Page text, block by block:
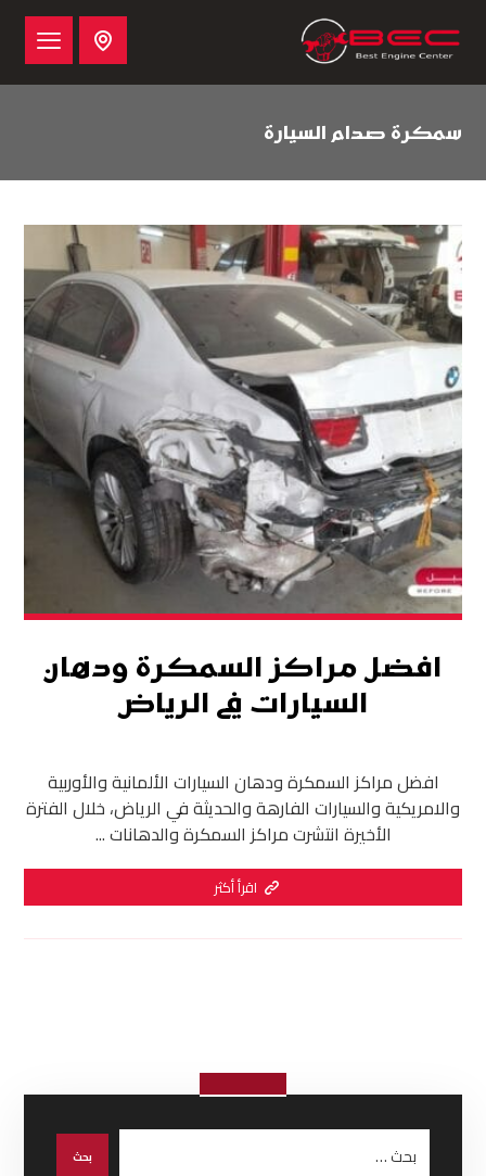
سمكرة صدام السيارة
افضل مراكز السمكرة ودهان
السيارات في الرياض
افضل مراكز السمكرة ودهان السيارات الألمانية والأوربية
والامريكية والسيارات الفارهة والحديثة في الرياض، خلال الفترة
الأخيرة انتشرت مراكز السمكرة والدهانات ...
اقرأ أكثر